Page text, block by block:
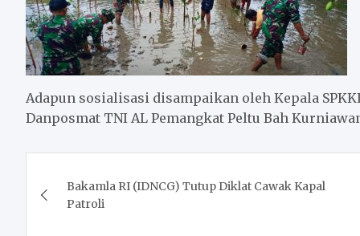
Adapun sosialisasi disampaikan oleh Kepala
Danposmat TNI AL Pemangkat Peltu Bah
navigation
Bakamla RI (IDNCG) Tutup Diklat Cawak Kapal
Patroli